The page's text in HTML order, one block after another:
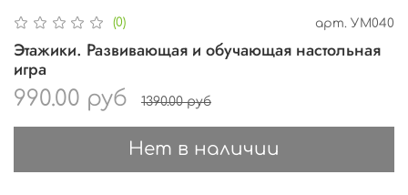
(0) арт. УМ040
Этажики. Развивающая и обучающая настольная
игра
990.00 руб 1390.00 руб
Нет в наличии